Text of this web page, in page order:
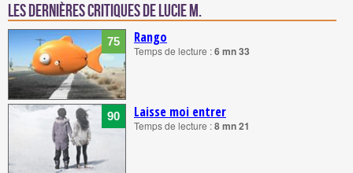
Les dernières critiques de Lucie M.
75 Rango
Temps de lecture :6 mn 33
90 Laisse moi entrer
Temps de lecture :8 mn 21